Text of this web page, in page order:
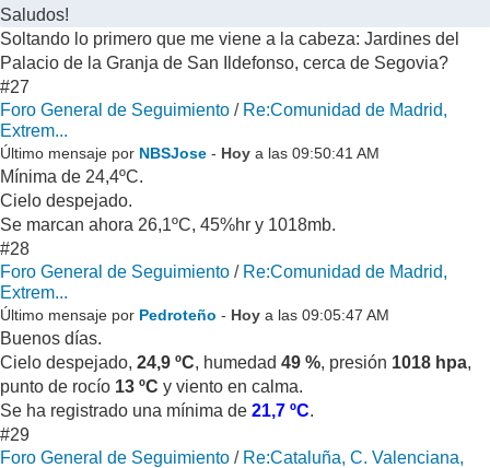
Saludos!
Soltando lo primero que me viene a la cabeza: Jardines del
Palacio de la Granja de San Ildefonso, cerca de Segovia?
#27
Foro General de Seguimiento / Re:Comunidad de Madrid,
Extrem...
Último mensaje por NBSJose - Hoy a las 09:50:41 AM
Mínima de 24,4ºC.
Cielo despejado.
Se marcan ahora 26,1ºC, 45%hr y 1018mb.
#28
Foro General de Seguimiento / Re:Comunidad de Madrid,
Extrem...
Último mensaje por Pedroteño - Hoy a las 09:05:47 AM
Buenos días.
Cielo despejado, 24,9 ºC, humedad 49 %, presión 1018 hpa,
punto de rocío 13 ºC y viento en calma.
Se ha registrado una mínima de 21,7 ºC.
#29
Foro General de Seguimiento / Re:Cataluña, C. Valenciana,